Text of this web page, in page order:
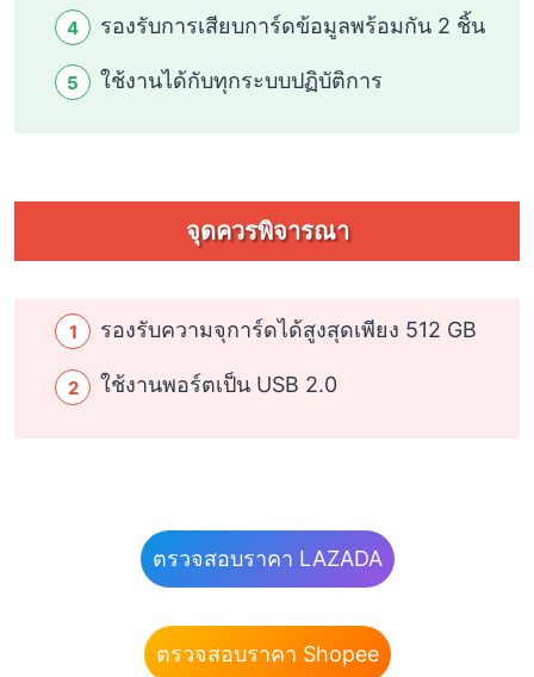
รองรับการเสียบการ์ดข้อมูลพร้อมกัน 2 ชิ้น
ใช้งานได้กับทุกระบบปฏิบัติการ
จุดควรพิจารณา
รองรับความจุการ์ดได้สูงสุดเพียง 512 GB
ใช้งานพอร์ตเป็น USB 2.0
ตรวจสอบราคา LAZADA
ตรวจสอบราคา Shopee